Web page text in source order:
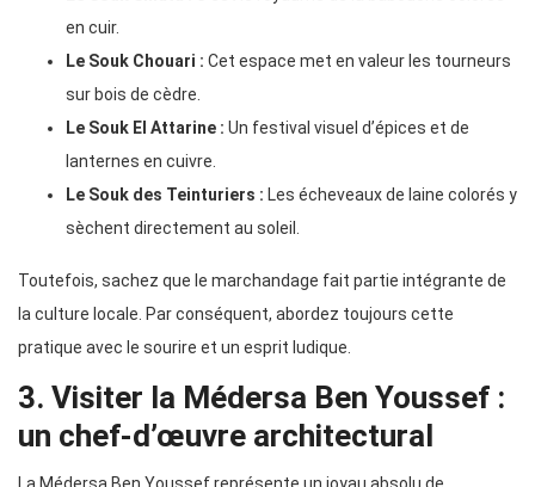
en cuir.
Le Souk Chouari : Cet espace met en valeur les tourneurs
sur bois de cèdre.
Le Souk El Attarine : Un festival visuel d’épices et de
lanternes en cuivre.
Le Souk des Teinturiers : Les écheveaux de laine colorés y
sèchent directement au soleil.
Toutefois, sachez que le marchandage fait partie intégrante de
la culture locale. Par conséquent, abordez toujours cette
pratique avec le sourire et un esprit ludique.
3. Visiter la Médersa Ben Youssef :
un chef-d’œuvre architectural